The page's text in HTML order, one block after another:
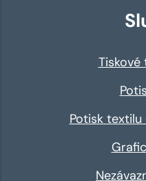
Tiskové
Potisk